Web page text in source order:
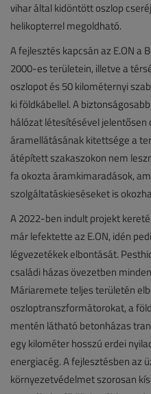
vihar által kidöntött oszlop
helikopterrel megoldható.
A fejlesztés kapcsán az E.ON a
2000-es területein, illetve a
oszlopot és 50 kilométernyi
ki földkábellel. A
hálózat létesítésével jelentősen
áramellátásának kitettsége a
átépített szakaszokon nem
fa okozta áramkimaradások,
szolgáltatáskieséseket is
A 2022-ben indult projekt
már lefektette az E.ON, idén
légvezetékek elbontását.
családi házas övezetben
Máriaremete teljes területén
oszloptranszformátorokat, a
mentén látható betonházas
egy kilométer hosszú erdei
energiacég. A fejlesztésben az
környezetvédelmet szorosan